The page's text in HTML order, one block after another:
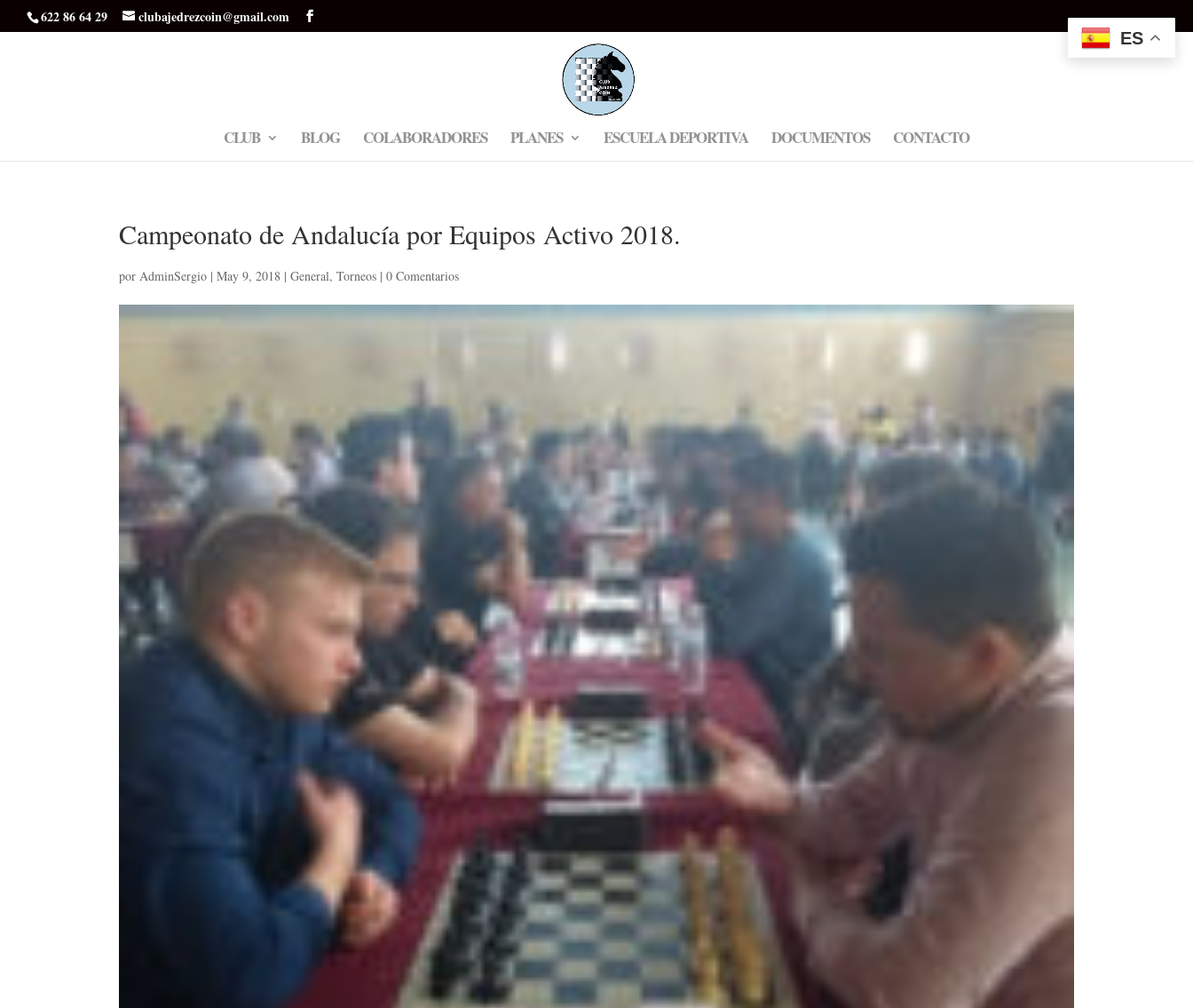
622 86 64 29 clubajedrezcoin@gmail.com
CLUB BLOG COLABORADORES PLANES ESCUELA DEPORTIVA DOCUMENTOS CONTACTO
Campeonato de Andalucía por Equipos Activo 2018.
porAdminSergio |May 9, 2018 |General,Torneos |0 Comentarios
ES